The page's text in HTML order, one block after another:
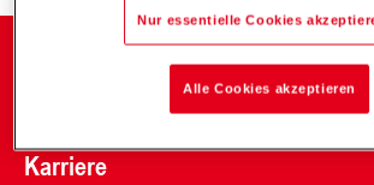
Karriere
Nur essentielle Cookies
Alle Cookies akzeptieren